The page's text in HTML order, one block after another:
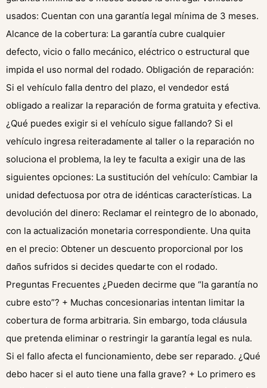
usados: Cuentan con una garantía legal mínima de 3 meses.
Alcance de la cobertura: La garantía cubre cualquier
defecto, vicio o fallo mecánico, eléctrico o estructural que
impida el uso normal del rodado. Obligación de reparación:
Si el vehículo falla dentro del plazo, el vendedor está
obligado a realizar la reparación de forma gratuita y efectiva.
¿Qué puedes exigir si el vehículo sigue fallando? Si el
vehículo ingresa reiteradamente al taller o la reparación no
soluciona el problema, la ley te faculta a exigir una de las
siguientes opciones: La sustitución del vehículo: Cambiar la
unidad defectuosa por otra de idénticas características. La
devolución del dinero: Reclamar el reintegro de lo abonado,
con la actualización monetaria correspondiente. Una quita
en el precio: Obtener un descuento proporcional por los
daños sufridos si decides quedarte con el rodado.
Preguntas Frecuentes ¿Pueden decirme que “la garantía no
cubre esto”? + Muchas concesionarias intentan limitar la
cobertura de forma arbitraria. Sin embargo, toda cláusula
que pretenda eliminar o restringir la garantía legal es nula.
Si el fallo afecta el funcionamiento, debe ser reparado. ¿Qué
debo hacer si el auto tiene una falla grave? + Lo primero es